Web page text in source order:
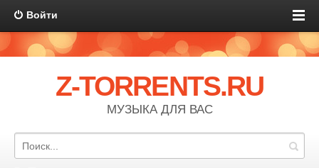
Войти
Z-TORRENTS.RU
МУЗЫКА ДЛЯ ВАС